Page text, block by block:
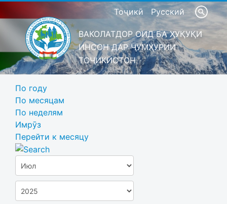
Тоҷикӣ Русский
ВАКОЛАТДОР ОИД БА ҲУҚУҚИ
ИНСОН ДАР ҶУМҲУРИИ
ТОҶИКИСТОН
По году
По месяцам
По неделям
Имрӯз
Перейти к месяцу